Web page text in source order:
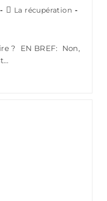
La récupération
? EN BREF: Non,